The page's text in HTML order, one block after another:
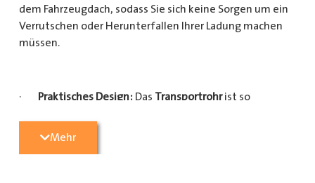
dem Fahrzeugdach, sodass Sie sich keine Sorgen um ein
Verrutschen oder Herunterfallen Ihrer Ladung machen
müssen.
· Praktisches Design: Das Transportrohrist so
Gegenständen sicher und einfach transportieren kann
Mehr